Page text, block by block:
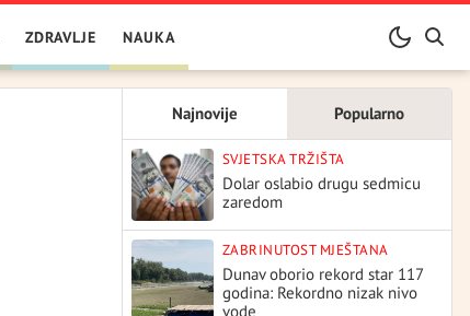
ZDRAVLJE NAUKA
Najnovije Popularno
SVJETSKA TRŽIŠTA
Dolar oslabio drugu sedmicu
zaredom
ZABRINUTOST MJEŠTANA
Dunav oborio rekord star 117
godina: Rekordno nizak nivo
vode